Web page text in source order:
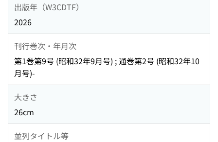
出版年（W3CDTF）
2026
刊行巻次・年月次
第1巻第9号 (昭和32年9月号) ; 通巻第2号 (昭和32年10
月号)-
大きさ
26cm
並列タイトル等